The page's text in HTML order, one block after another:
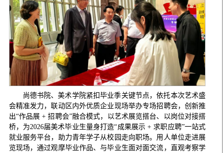
尚德书院、美术学院紧扣毕业季关键节点，依托本次艺术盛
会精准发力，联动区内外优质企业现场举办专场招聘会，创新推
出“作品展 + 招聘会”融合模式，以艺术展览搭台、以岗位对接搭
桥，为2026届美术毕业生量身打造“成果展示 + 求职应聘”一站式
就业服务平台，助力青年学子从校园走向职场。用人单位走进展
览现场，通过观摩毕业作品、与毕业生面对面交流，直观考察学